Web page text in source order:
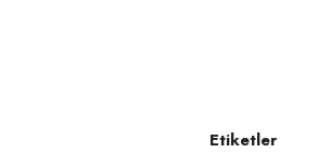
Etiketler